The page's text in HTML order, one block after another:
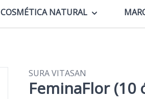
COSMÉTICA NATURAL
SURA VITASAN
FeminaFlor (10